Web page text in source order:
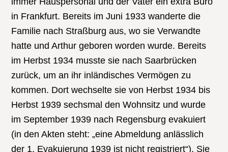
in Frankfurt. Bereits im Juni 1933 wanderte die
Familie nach Straßburg aus, wo sie Verwandte
hatte und Arthur geboren worden wurde. Bereits
im Herbst 1934 musste sie nach Saarbrücken
zurück, um an ihr inländisches Vermögen zu
kommen. Dort wechselte sie von Herbst 1934 bis
Herbst 1939 sechsmal den Wohnsitz und wurde
im September 1939 nach Regensburg evakuiert
(in den Akten steht: „eine Abmeldung anlässlich
der 1. Evakuierung 1939 ist nicht registriert“). Sie